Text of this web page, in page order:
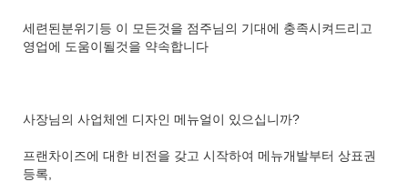
세련된분위기등 이 모든것을 점주님의 기대에 충족시켜드리고
영업에 도움이될것을 약속합니다
사장님의 사업체엔 디자인 메뉴얼이 있으십니까?
프랜차이즈에 대한 비전을 갖고 시작하여 메뉴개발부터 상표권
등록,